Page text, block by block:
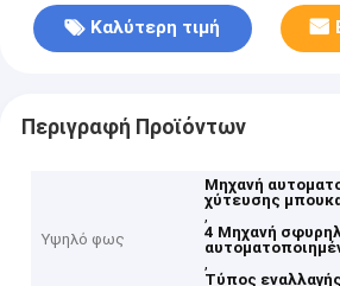
Καλύτερη τιμή
Περιγραφή Προϊόντων
Υψηλό φως
Μηχανή
χύτευσης
,
4 Μηχανή
,
Τύπος